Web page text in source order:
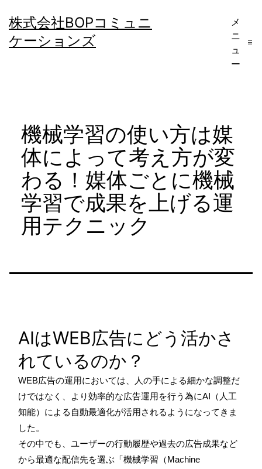
ン
テ
株式会社BOPコミュニ
ケーションズ
メ
ニ
ュ
ー
機械学習の使い方は媒
体によって考え方が変
わる！媒体ごとに機械
学習で成果を上げる運
用テクニック
AIはWEB広告にどう活かさ
れているのか？
WEB広告の運用においては、人の手による細かな調整だ
けではなく、より効率的な広告運用を行う為にAI（人工
知能）による自動最適化が活用されるようになってきま
した。
その中でも、ユーザーの行動履歴や過去の広告成果など
から最適な配信先を選ぶ「機械学習（Machine